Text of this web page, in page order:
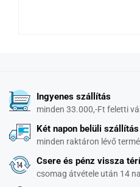
Ingyenes szállítás
minden 33.000,-Ft feletti
Két napon belüli szállítás
minden raktáron lévő
Csere és pénz vissza
csomag átvétele után 14